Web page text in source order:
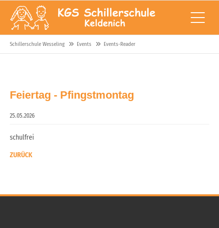
Schillerschule Wesseling Events Events-Reader
Feiertag - Pfingstmontag
25.05.2026
schulfrei
ZURÜCK